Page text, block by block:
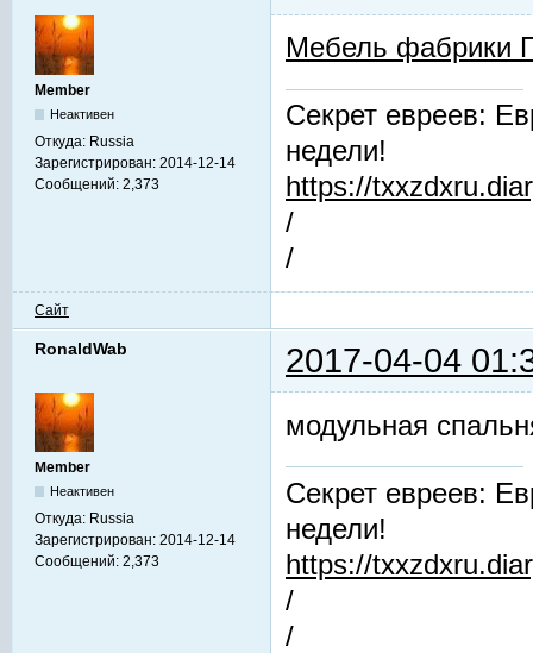
Member
Неактивен
Откуда: Russia
Зарегистрирован: 2014-12-14
Сообщений: 2,373
Мебель фабрики
Секрет евреев:
недели!
https://
/
/
Сайт
RonaldWab 2017-04-04
Member
Неактивен
Откуда: Russia
Зарегистрирован: 2014-12-14
Сообщений: 2,373
модульная
Секрет евреев:
недели!
https://
/
/